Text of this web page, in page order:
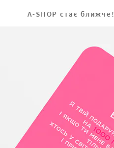
A-SHOP стає ближче!